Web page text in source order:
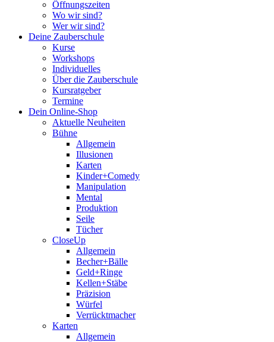
Öffnungszeiten
Wo wir sind?
Wer wir sind?
Deine Zauberschule
Kurse
Workshops
Individuelles
Über die Zauberschule
Kursratgeber
Termine
Dein Online-Shop
Aktuelle Neuheiten
Bühne
Allgemein
Illusionen
Karten
Kinder+Comedy
Manipulation
Mental
Produktion
Seile
Tücher
CloseUp
Allgemein
Becher+Bälle
Geld+Ringe
Kellen+Stäbe
Präzision
Würfel
Verrücktmacher
Karten
Allgemein